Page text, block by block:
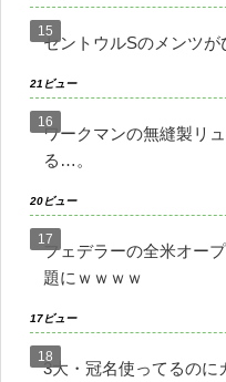
セントウルSのメンツが
21ビュー
ワークマンの無縫製リ
る…。
20ビュー
フェデラーの全米オー
題にｗｗｗｗ
17ビュー
3大・冠名使ってるの